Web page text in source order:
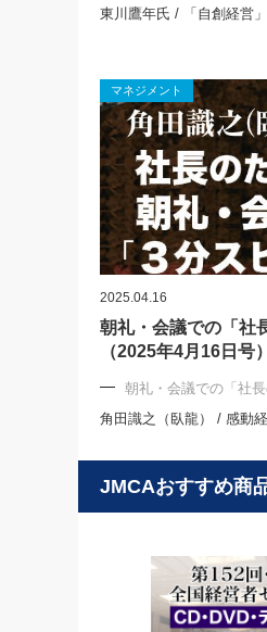
東川鷹年氏 / 「自創経営
マネジメント
2025.04.16
朝礼・会議での「社
（2025年4月16日号）
朝礼・会議での「社
角田識之（臥龍） / 感動
JMCAおすすめ商